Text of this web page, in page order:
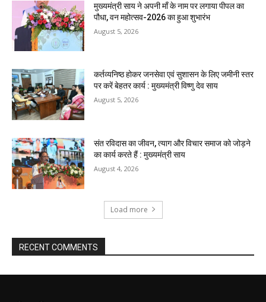
मुख्यमंत्री साय ने अपनी माँ के नाम पर लगाया पीपल का
पौधा, वन महोत्सव-2026 का हुआ शुभारंभ
August 5, 2026
कर्तव्यनिष्ठ होकर जनसेवा एवं सुशासन के लिए जमीनी स्तर
पर करें बेहतर कार्य : मुख्यमंत्री विष्णु देव साय
August 5, 2026
संत रविदास का जीवन, त्याग और विचार समाज को जोड़ने
का कार्य करते हैं : मुख्यमंत्री साय
August 4, 2026
Load more
RECENT COMMENTS